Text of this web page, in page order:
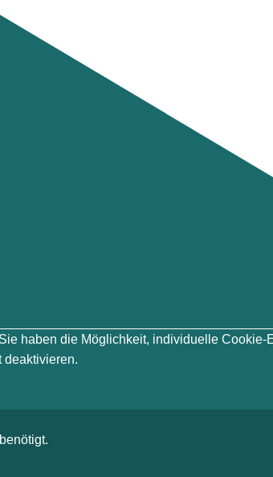
haben die Möglichkeit, individuelle
deaktivieren.